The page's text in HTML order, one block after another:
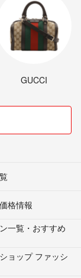
GUCCI
格情報
一覧・おすすめ
ョップ ファッシ